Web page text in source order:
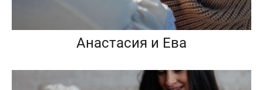
Анастасия и Ева